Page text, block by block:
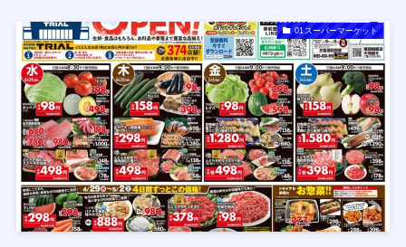
01スーパーマーケット